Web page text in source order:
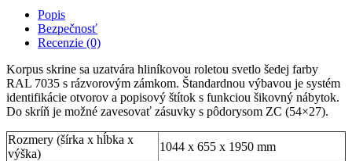
Popis
Bezpečnosť
Recenzie (0)
Korpus skrine sa uzatvára hliníkovou roletou svetlo šedej farby
RAL 7035 s rázvorovým zámkom. Štandardnou výbavou je systém
identifikácie otvorov a popisový štítok s funkciou šikovný nábytok.
Do skríň je možné zavesovať zásuvky s pôdorysom ZC (54×27).
Rozmery (šírka x hĺbka x
výška)
1044 x 655 x 1950 mm